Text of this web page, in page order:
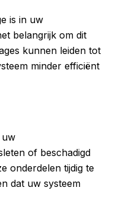
is in uw
belangrijk om dit
kunnen leiden tot
minder efficiënt
uw
of beschadigd
onderdelen tijdig te
dat uw systeem